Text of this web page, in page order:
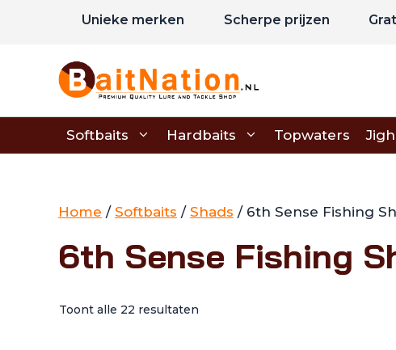
Unieke merken Scherpe prijzen
Softbaits Hardbaits Topwaters
Home / Softbaits / Shads / 6th Sense Fishing
6th Sense Fishing
Toont alle 22 resultaten